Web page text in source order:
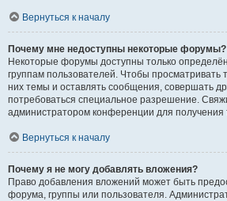
Вернуться к началу
Почему мне недоступны некоторые форумы?
Некоторые форумы доступны только
группам пользователей. Чтобы просматривать
них темы и оставлять сообщения, совершать
потребоваться специальное разрешение.
администратором конференции для получения
Вернуться к началу
Почему я не могу добавлять вложения?
Право добавления вложений может быть
форума, группы или пользователя.